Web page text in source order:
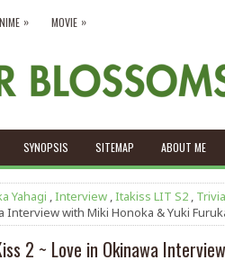
» MOVIE »
SYNOPSIS SITEMAP ABOUT ME
Yahagi ,Interview ,Itakiss LIT S2 , Trivia
Interview with Miki Honoka & Yuki
2 ~ Love in Okinawa